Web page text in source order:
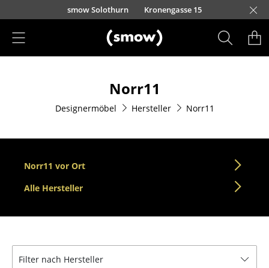
Direkt zum Inhaltsmow Solothurn Kronengasse 15
Esszimmerstühle
Sofas
Sessel
Loungesessel
Barhocker
Norr11
Designermöbel Hersteller Norr11
Norr11 vor Ort
Alle Hersteller
Filter nach Hersteller